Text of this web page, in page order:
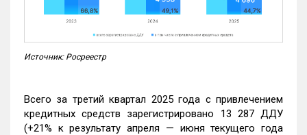
Источник: Росреестр
Всего за третий квартал 2025 года с привлечением
кредитных средств зарегистрировано 13 287 ДДУ
(+21% к результату апреля — июня текущего года